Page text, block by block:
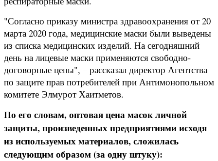
"Согласно приказу министра здравоохранения от 20
марта 2020 года, медицинские маски были выведены
из списка медицинских изделий. На сегодняшний
день на лицевые маски применяются свободно-
договорные цены", – рассказал директор Агентства
по защите прав потребителей при Антимонопольном
комитете Элмурот Хаитметов.
По его словам, оптовая цена масок личной
защиты, произведенных предприятиями исходя
из используемых материалов, сложилась
следующим образом (за одну штуку):